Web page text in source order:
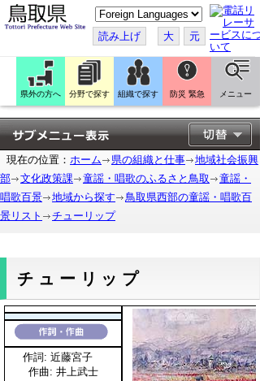
こ
の
ペ
ー
ジ
翻
訳
す
る
読み上げ 大 元
県外の方へ 分野で探す 組織で探す 防災 緊急 メニュー
現在の位置： ホーム 県の組織と仕事
地域社会振興
部
文化政策課 童謡・唱歌のふるさと鳥取
童謡・
唱歌百景
地域から探す
鳥取県西部の童謡・唱歌百
景リスト
チューリップ
チューリップ
作詞: 近藤宮子
作曲: 井上武士